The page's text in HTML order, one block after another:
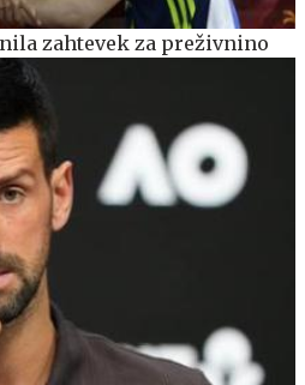
zahtevek za preživnino